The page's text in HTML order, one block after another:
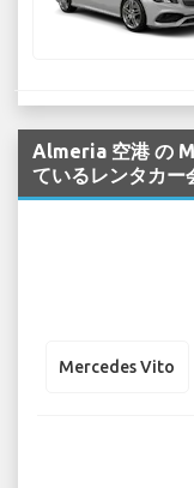
Almeria 空港 の
ているレンタカー
Mercedes Vito